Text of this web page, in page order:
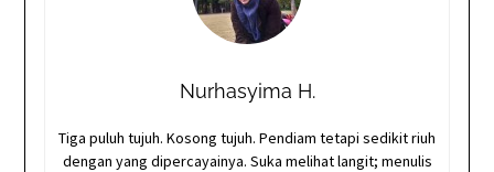
Nurhasyima H.
Tiga puluh tujuh. Kosong tujuh. Pendiam tetapi sedikit riuh
dengan yang dipercayainya. Suka melihat langit; menulis